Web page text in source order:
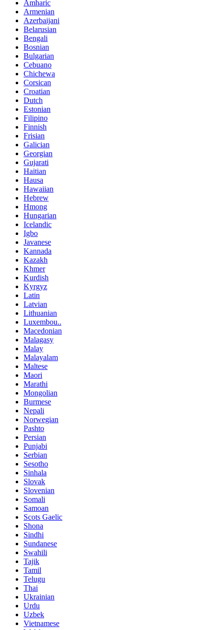
Amharic
Armenian
Azerbaijani
Belarusian
Bengali
Bosnian
Bulgarian
Cebuano
Chichewa
Corsican
Croatian
Dutch
Estonian
Filipino
Finnish
Frisian
Galician
Georgian
Gujarati
Haitian
Hausa
Hawaiian
Hebrew
Hmong
Hungarian
Icelandic
Igbo
Javanese
Kannada
Kazakh
Khmer
Kurdish
Kyrgyz
Latin
Latvian
Lithuanian
Luxembou..
Macedonian
Malagasy
Malay
Malayalam
Maltese
Maori
Marathi
Mongolian
Burmese
Nepali
Norwegian
Pashto
Persian
Punjabi
Serbian
Sesotho
Sinhala
Slovak
Slovenian
Somali
Samoan
Scots Gaelic
Shona
Sindhi
Sundanese
Swahili
Tajik
Tamil
Telugu
Thai
Ukrainian
Urdu
Uzbek
Vietnamese